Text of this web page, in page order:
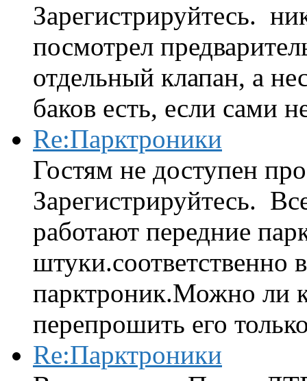
Зарегистрируйтесь.
посмотрел
отдельный клапан, а
баков есть, если сами
Re:Парктроники
Гостям не доступен
Зарегистрируйтесь.
работают передние
штуки.соответственно
парктроник.Можно ли
перепрошить его
Re:Парктроники